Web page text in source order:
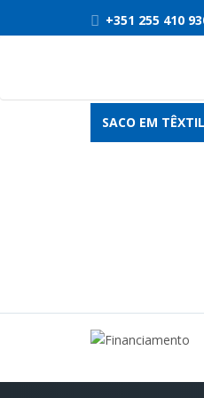
+351 255 410
SACO EM TÊXTIL